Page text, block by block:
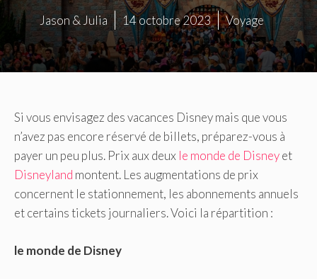
Jason & Julia 14 octobre 2023 Voyage
Si vous envisagez des vacances Disney mais que vous
n’avez pas encore réservé de billets, préparez-vous à
payer un peu plus. Prix ​​aux deux le monde de Disneyet
Disneyland montent. Les augmentations de prix
concernent le stationnement, les abonnements annuels
et certains tickets journaliers. Voici la répartition :
le monde de Disney